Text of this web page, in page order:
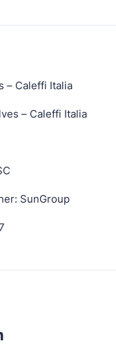
– Caleffi Italia
– Caleffi Italia
SunGroup